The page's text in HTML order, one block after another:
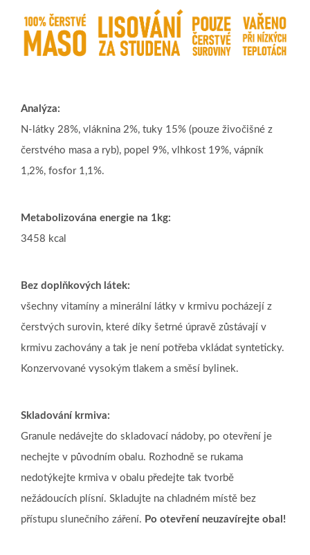
Analýza:
N-látky 28%, vláknina 2%, tuky 15% (pouze živočišné z
čerstvého masa a ryb), popel 9%, vlhkost 19%, vápník
1,2%, fosfor 1,1%.
Metabolizována energie na 1kg:
3458 kcal
Bez doplňkových látek:
všechny vitamíny a minerální látky v krmivu pocházejí z
čerstvých surovin, které díky šetrné úpravě zůstávají v
krmivu zachovány a tak je není potřeba vkládat synteticky.
Konzervované vysokým tlakem a směsí bylinek.
Skladování krmiva:
Granule nedávejte do skladovací nádoby, po otevření je
nechejte v původním obalu. Rozhodně se rukama
nedotýkejte krmiva v obalu předejte tak tvorbě
nežádoucích plísní. Skladujte na chladném místě bez
přístupu slunečního záření. Po otevření neuzavírejte obal!